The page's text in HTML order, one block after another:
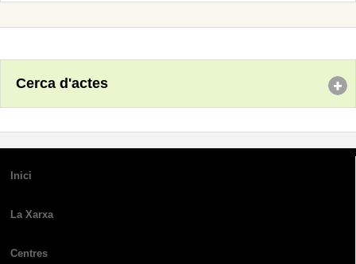
Cerca d'actes
Inici
La Xarxa
Centres